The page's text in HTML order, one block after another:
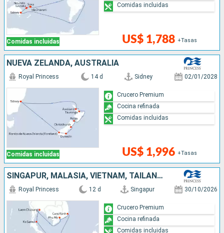
Comidas incluidas US$ 1,788 +Tasas
Comidas incluidas
NUEVA ZELANDA, AUSTRALIA
Comidas incluidas
Royal Princess 14 d Sidney 02/01/2028
US$ 1,996 +Tasas
Crucero Premium
Cocina refinada
Comidas incluidas
SINGAPUR, MALASIA, VIETNAM, TAILANDIA
Royal Princess 12 d Singapur 30/10/2026
Crucero Premium
Cocina refinada
Comidas incluidas